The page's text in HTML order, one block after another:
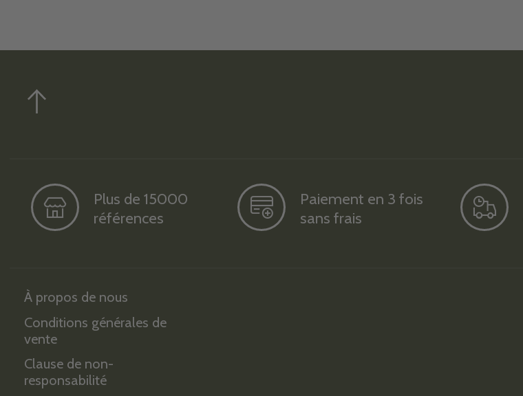
Plus de 15000
références
Paiement en 3 fois
sans frais
À propos de nous
Conditions générales de
vente
Clause de non-
responsabilité